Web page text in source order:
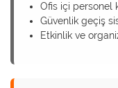
Ofis içi personel
Güvenlik geçiş
Etkinlik ve